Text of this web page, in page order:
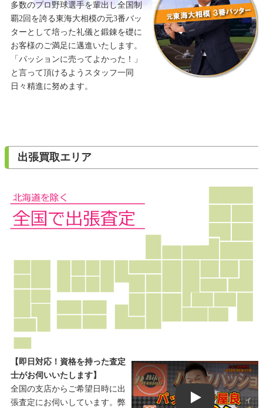
多数のプロ野球選手を輩出し全国制
覇2回を誇る東海大相模の元3番バッ
ターとして培った礼儀と鍛錬を礎に
お客様のご満足に邁進いたします。
「パッションに売ってよかった！」
と言って頂けるようスタッフ一同
日々精進に努めます。
出張買取エリア
Play
【即日対応！資格を持った査定
士がお伺いいたします】
全国の支店からご希望日時に出
張査定にお伺いしています。弊